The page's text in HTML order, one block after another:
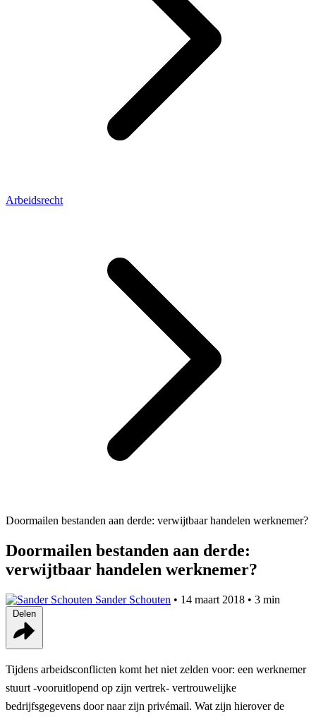
Arbeidsrecht
Doormailen bestanden aan derde: verwijtbaar handelen werknemer?
Doormailen bestanden aan derde:
verwijtbaar handelen werknemer?
Sander Schouten • 14 maart 2018 • 3 min
Tijdens arbeidsconflicten komt het niet zelden voor: een werknemer
stuurt -vooruitlopend op zijn vertrek- vertrouwelijke
bedrijfsgegevens door naar zijn privémail. Wat zijn hierover de